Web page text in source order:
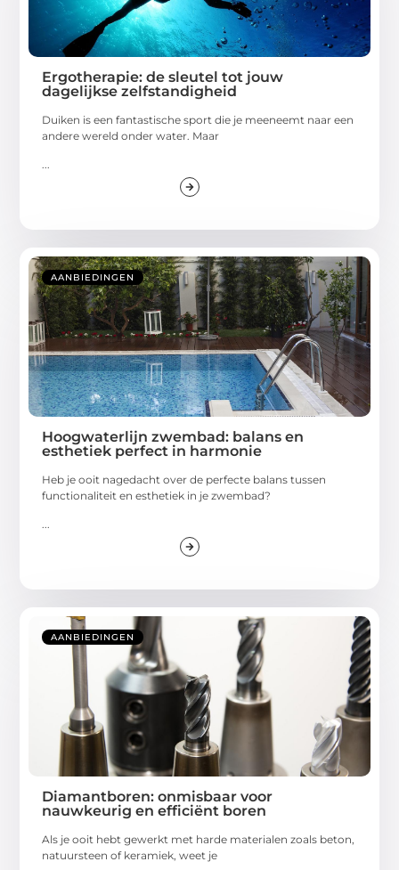
Ergotherapie: de sleutel tot jouw
dagelijkse zelfstandigheid
Duiken is een fantastische sport die je meeneemt naar een
andere wereld onder water. Maar
AANBIEDINGEN
Hoogwaterlijn zwembad: balans en
esthetiek perfect in harmonie
Heb je ooit nagedacht over de perfecte balans tussen
functionaliteit en esthetiek in je zwembad?
...
AANBIEDINGEN
Diamantboren: onmisbaar voor
nauwkeurig en efficiënt boren
Als je ooit hebt gewerkt met harde materialen zoals beton,
natuursteen of keramiek, weet je